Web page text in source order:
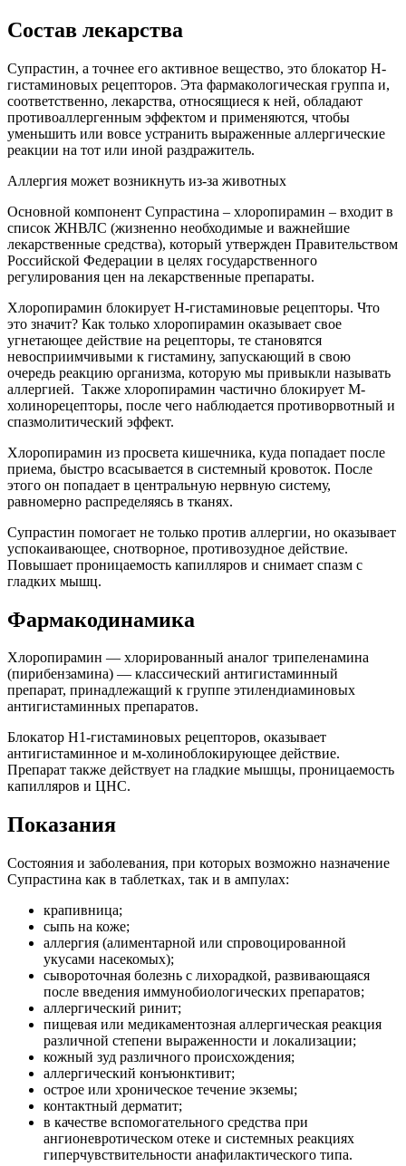
Состав лекарства
Супрастин, а точнее его активное вещество, это блокатор Н-
гистаминовых рецепторов. Эта фармакологическая группа и,
соответственно, лекарства, относящиеся к ней, обладают
противоаллергенным эффектом и применяются, чтобы
уменьшить или вовсе устранить выраженные аллергические
реакции на тот или иной раздражитель.
Аллергия может возникнуть из-за животных
Основной компонент Супрастина – хлоропирамин – входит в
список ЖНВЛС (жизненно необходимые и важнейшие
лекарственные средства), который утвержден Правительством
Российской Федерации в целях государственного
регулирования цен на лекарственные препараты.
Хлоропирамин блокирует Н-гистаминовые рецепторы. Что
это значит? Как только хлоропирамин оказывает свое
угнетающее действие на рецепторы, те становятся
невосприимчивыми к гистамину, запускающий в свою
очередь реакцию организма, которую мы привыкли называть
аллергией. Также хлоропирамин частично блокирует М-
холинорецепторы, после чего наблюдается противорвотный и
спазмолитический эффект.
Хлоропирамин из просвета кишечника, куда попадает после
приема, быстро всасывается в системный кровоток. После
этого он попадает в центральную нервную систему,
равномерно распределяясь в тканях.
Супрастин помогает не только против аллергии, но оказывает
успокаивающее, снотворное, противозудное действие.
Повышает проницаемость капилляров и снимает спазм с
гладких мышц.
Фармакодинамика
Хлоропирамин — хлорированный аналог трипеленамина
(пирибензамина) — классический антигистаминный
препарат, принадлежащий к группе этилендиаминовых
антигистаминных препаратов.
Блокатор H1-гистаминовых рецепторов, оказывает
антигистаминное и м-холиноблокирующее действие.
Препарат также действует на гладкие мышцы, проницаемость
капилляров и ЦНС.
Показания
Состояния и заболевания, при которых возможно назначение
Супрастина как в таблетках, так и в ампулах:
крапивница;
сыпь на коже;
аллергия (алиментарной или спровоцированной
укусами насекомых);
сывороточная болезнь с лихорадкой, развивающаяся
после введения иммунобиологических препаратов;
аллергический ринит;
пищевая или медикаментозная аллергическая реакция
различной степени выраженности и локализации;
кожный зуд различного происхождения;
аллергический конъюнктивит;
острое или хроническое течение экземы;
контактный дерматит;
в качестве вспомогательного средства при
ангионевротическом отеке и системных реакциях
гиперчувствительности анафилактического типа.